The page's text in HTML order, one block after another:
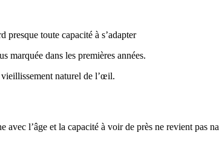
presque toute capacité à s’adapter
marquée dans les premières années.
naturel de l’œil.
avec l’âge et la capacité à voir de près ne revient pas